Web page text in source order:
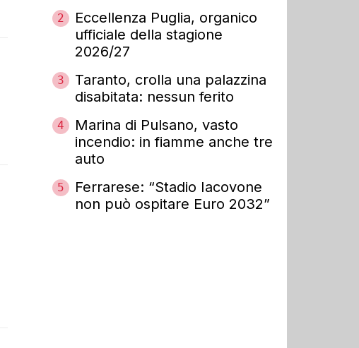
2
Eccellenza Puglia, organico
ufficiale della stagione
2026/27
3
Taranto, crolla una palazzina
disabitata: nessun ferito
4
Marina di Pulsano, vasto
incendio: in fiamme anche tre
auto
5
Ferrarese: “Stadio Iacovone
non può ospitare Euro 2032”